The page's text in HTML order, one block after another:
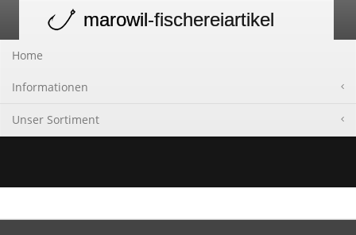
navigation
marowil-fischereiartikel
Home
Informationen
Unser Sortiment